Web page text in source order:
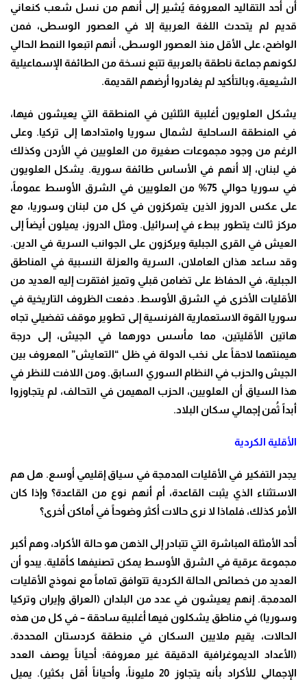
أن أحد التقاليد المعروفة يُشير إلى أنهم من نسل شعب كنعاني
قديم لم يتحدث اللغة العربية إلا في العصور الوسطى، فمن
الواضح، على الأقل منذ العصور الوسطى، أنهم اتبعوا النمط الحالي
لكونهم جماعة ناطقة بالعربية تتبع نسخة من الطائفة الإسماعيلية
الشيعية، وبالتأكيد لم يغادروا أرضهم القديمة.
يشكل العلويون أغلبية الثلثين في المنطقة التي يعيشون فيها،
في المنطقة الساحلية لشمال سوريا وامتدادها إلى تركيا. وعلى
الرغم من وجود مجموعات صغيرة من العلويين في الأردن وكذلك
في لبنان، إلا أنهم في الأساس طائفة سورية. يشكل العلويون
في سوريا حوالي 75% من العلويين في الشرق الأوسط عموماً،
على عكس الدروز الذين يتمركزون في كل من لبنان وسوريا، مع
مركز ثالث يتطور ببطء في إسرائيل. ومثل الدروز، يميلون أيضاً إلى
العيش في القرى الجبلية ويركزون على الجوانب السرية في الدين.
وقد ساعد هذان العاملان، السرية والعزلة النسبية في المناطق
الجبلية، في الحفاظ على تضامن قبلي وتميز افتقرت إليه العديد من
الأقليات الأخرى في الشرق الأوسط. دفعت الظروف التاريخية في
سوريا القوة الاستعمارية الفرنسية إلى تطوير موقف تفضيلي تجاه
هاتين الأقليتين، مما مأسس دورهما في الجيش، إلى درجة
هيمنتهما لاحقاً على نخب الدولة في ظل “التعايش” المعروف بين
الجيش والحزب في النظام السوري السابق. ومن اللافت للنظر في
هذا السياق أن العلويين، الحزب المهيمن في التحالف، لم يتجاوزوا
أبداً ثُمن إجمالي سكان البلاد.
الأقلية الكردية
يجدر التفكير في الأقليات المدمجة في سياق إقليمي أوسع. هل هم
الاستثناء الذي يثبت القاعدة، أم أنهم نوع من القاعدة؟ وإذا كان
الأمر كذلك، فلماذا لا نرى حالات أكثر وضوحاً في أماكن أخرى؟
أحد الأمثلة المباشرة التي تتبادر إلى الذهن هو حالة الأكراد، وهم أكبر
مجموعة عرقية في الشرق الأوسط يمكن تصنيفها كأقلية. يبدو أن
العديد من خصائص الحالة الكردية تتوافق تماماً مع نموذج الأقليات
المدمجة. إنهم يعيشون في عدد من البلدان (العراق وإيران وتركيا
وسوريا) في مناطق يشكلون فيها أغلبية ساحقة – في كل من هذه
الحالات، يقيم ملايين السكان في منطقة كردستان المحددة.
(الأعداد الديموغرافية الدقيقة غير معروفة؛ أحياناً يوصف العدد
الإجمالي للأكراد بأنه يتجاوز 20 مليوناً، وأحياناً أقل بكثير). يميل